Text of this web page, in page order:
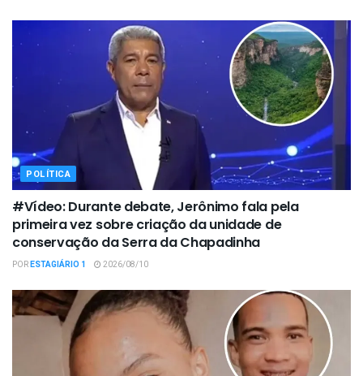
POLÍTICA
#Vídeo: Durante debate, Jerônimo fala pela
primeira vez sobre criação da unidade de
conservação da Serra da Chapadinha
PORESTAGIÁRIO 1 2026/08/10